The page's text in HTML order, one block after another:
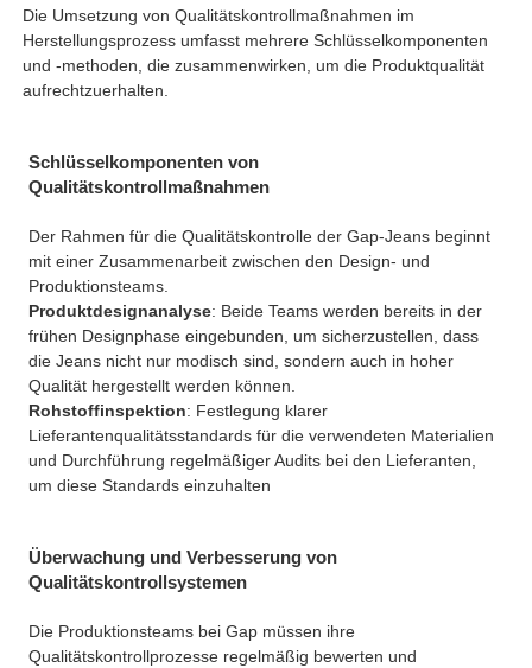
Die Umsetzung von Qualitätskontrollmaßnahmen im
Herstellungsprozess umfasst mehrere Schlüsselkomponenten
und -methoden, die zusammenwirken, um die Produktqualität
aufrechtzuerhalten.
Schlüsselkomponenten von
Qualitätskontrollmaßnahmen
Der Rahmen für die Qualitätskontrolle der Gap-Jeans beginnt
mit einer Zusammenarbeit zwischen den Design- und
Produktionsteams.
Produktdesignanalyse: Beide Teams werden bereits in der
frühen Designphase eingebunden, um sicherzustellen, dass
die Jeans nicht nur modisch sind, sondern auch in hoher
Qualität hergestellt werden können.
Rohstoffinspektion: Festlegung klarer
Lieferantenqualitätsstandards für die verwendeten Materialien
und Durchführung regelmäßiger Audits bei den Lieferanten,
um diese Standards einzuhalten
Überwachung und Verbesserung von
Qualitätskontrollsystemen
Die Produktionsteams bei Gap müssen ihre
Qualitätskontrollprozesse regelmäßig bewerten und